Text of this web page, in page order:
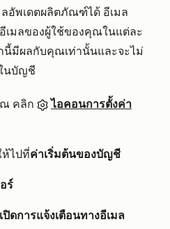
อัพเดตผลิตภัณฑ์ได้ อีเมล
เมลของผู้ใช้ของคุณในแต่ละ
มีผลกับคุณเท่านั้นและจะไม่
นบัญชี
คลิก
ไอคอนการตั้งค่า
ห้ไปที่ค่าเริ่มต้นของบัญชี
ร์
เปิดการแจ้งเตือนทางอีเมล